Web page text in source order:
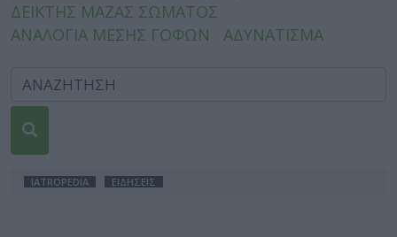
ΔΕΙΚΤΗΣ ΜΑΖΑΣ ΣΩΜΑΤΟΣ
ΑΝΑΛΟΓΙΑ ΜΕΣΗΣ ΓΟΦΩΝ
ΑΔΥΝΑΤΙΣΜΑ
IATROPEDIA ΕΙΔΗΣΕΙΣ